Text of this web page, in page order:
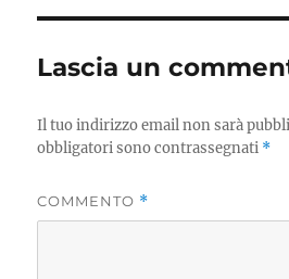
Lascia un
Il tuo indirizzo email non sarà
obbligatori sono contrassegnati *
COMMENTO *